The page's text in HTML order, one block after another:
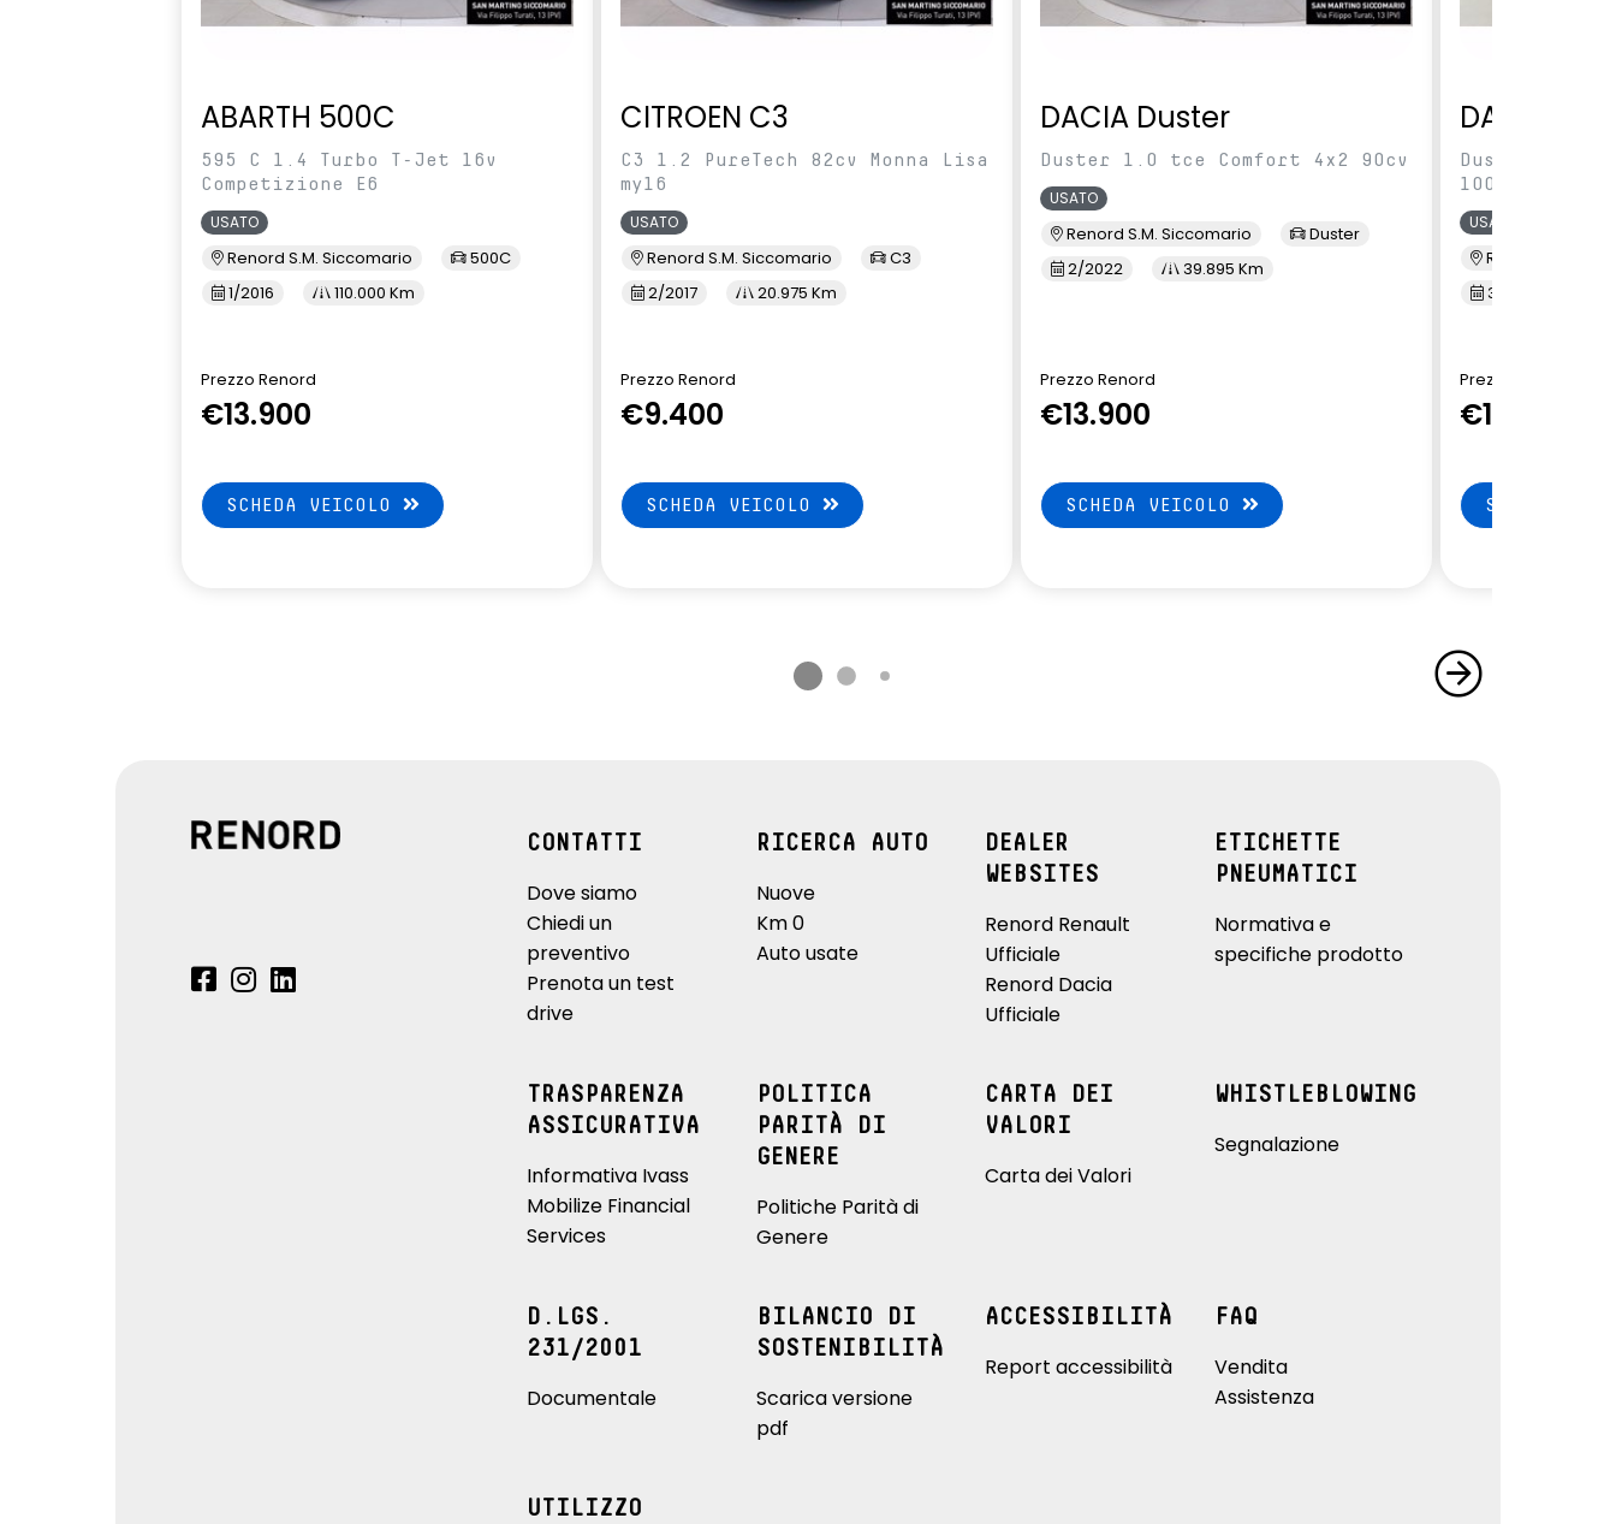
ABARTH 500C
595 C 1.4 Turbo T-Jet 16v
Competizione E6
USATO
Renord S.M. Siccomario
500C
1/2016
110.000 Km
Prezzo Renord
€13.900
SCHEDA VEICOLO
CITROEN C3
C3 1.2 PureTech 82cv Monna Lisa
my16
USATO
Renord S.M. Siccomario
C3
2/2017
20.975 Km
Prezzo Renord
€9.400
SCHEDA VEICOLO
DACIA Duster
Duster 1.0 tce Comfort 4x2 90cv
USATO
Renord S.M. Siccomario
Duster
2/2022
39.895 Km
Prezzo Renord
€13.900
SCHEDA VEICOLO
DACIA
Duster 1.0
100cv
USATO
Renord
3/2023
Prezzo Renord
€14.490
SCHEDA
CONTATTI
Dove siamo
Chiedi un
preventivo
Prenota un test
drive
RICERCA AUTO
Nuove
Km 0
Auto usate
DEALER
WEBSITES
Renord Renault
Ufficiale
Renord Dacia
Ufficiale
ETICHETTE
PNEUMATICI
Normativa e
specifiche prodotto
TRASPARENZA
ASSICURATIVA
Informativa Ivass
Mobilize Financial
Services
POLITICA
PARITÀ DI
GENERE
Politiche Parità di
Genere
CARTA DEI
VALORI
Carta dei Valori
WHISTLEBLOWING
Segnalazione
D.LGS.
231/2001
Documentale
BILANCIO DI
SOSTENIBILITÀ
Scarica versione
pdf
ACCESSIBILITÀ
Report accessibilità
FAQ
Vendita
Assistenza
UTILIZZO